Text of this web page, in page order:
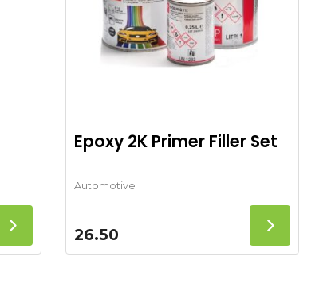
Epoxy 2K Primer Filler Set
Automotive
26.50